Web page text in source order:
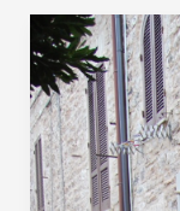
SPELLO|
€
95.000